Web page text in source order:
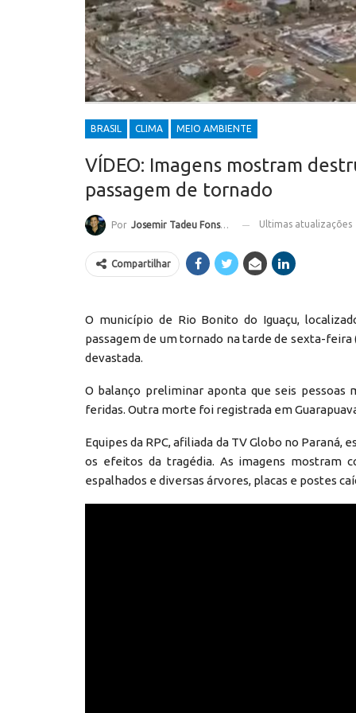
BRASIL CLIMA MEIO AMBIENTE
VÍDEO: Imagens mostram
passagem de tornado
Por Josemir Tadeu Fonseca Ultimas atualizações
Compartilhar
O município de Rio Bonito do Iguaçu,
passagem de um tornado na tarde de sexta-feira
devastada.
O balanço preliminar aponta que seis
feridas. Outra morte foi registrada em
Equipes da RPC, afiliada da TV Globo no
os efeitos da tragédia. As imagens mostram
espalhados e diversas árvores, placas e postes